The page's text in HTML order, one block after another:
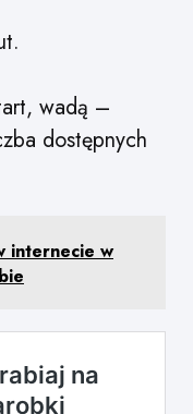
wadą –
dostępnych
internecie w